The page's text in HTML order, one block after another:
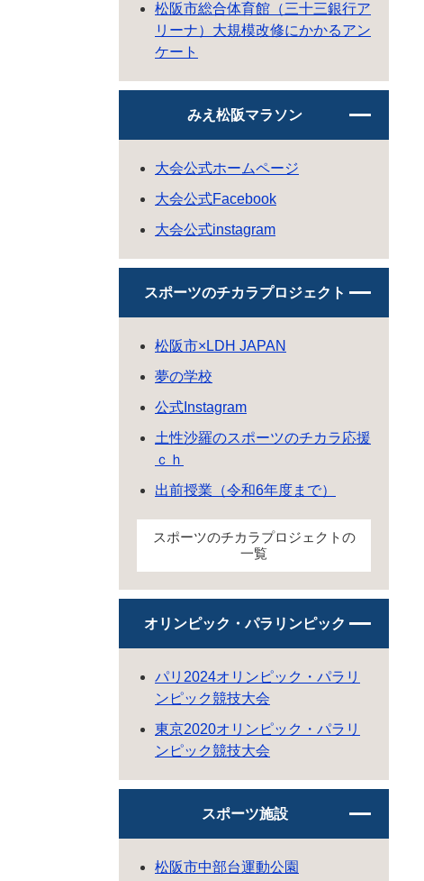
松阪市総合体育館（三十三銀行ア
リーナ）大規模改修にかかるアン
ケート
みえ松阪マラソン
大会公式ホームページ
大会公式Facebook
大会公式instagram
スポーツのチカラプロジェクト
松阪市×LDH JAPAN
夢の学校
公式Instagram
土性沙羅のスポーツのチカラ応援
ｃｈ
出前授業（令和6年度まで）
スポーツのチカラプロジェクトの
一覧
オリンピック・パラリンピック
パリ2024オリンピック・パラリ
ンピック競技大会
東京2020オリンピック・パラリ
ンピック競技大会
スポーツ施設
松阪市中部台運動公園